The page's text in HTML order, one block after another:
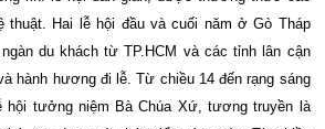
thuật. Hai lễ hội đầu và cuối năm ở Gò Tháp
du khách từ TP.HCM và các tỉnh lân cận
hành hương đi lễ. Từ chiều 14 đến rạng sáng
hội tưởng niệm Bà Chúa Xứ, tương truyền là